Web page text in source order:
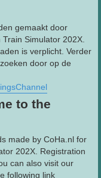
gemaakt door
Simulator 202X.
is verplicht. Verder
door op de
to the
made by CoHa.nl for
202X. Registration
can also visit our
following link